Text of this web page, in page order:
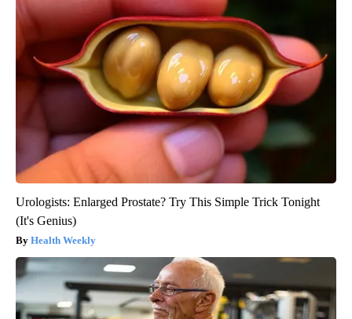
Urologists: Enlarged Prostate? Try This Simple Trick Tonight
(It's Genius)
Health Weekly